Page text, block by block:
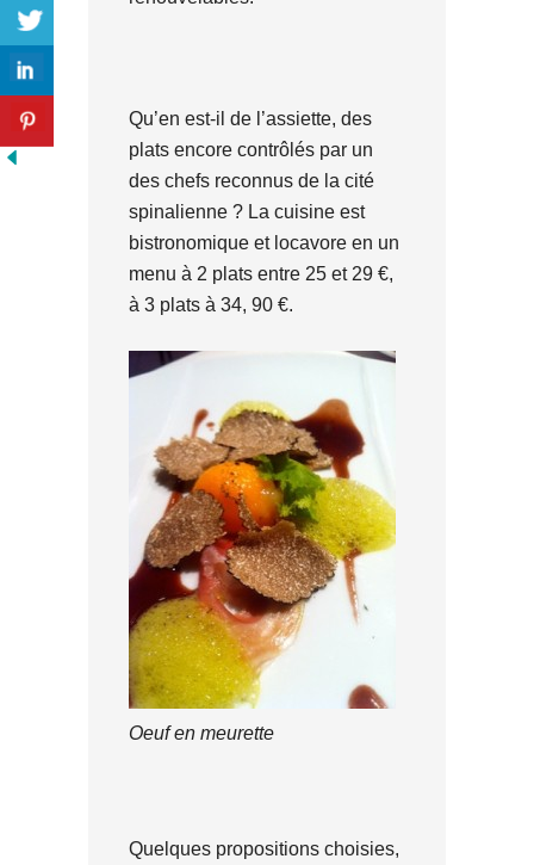
Qu’en est-il de l’assiette, des
plats encore contrôlés par un
des chefs reconnus de la cité
spinalienne ? La cuisine est
bistronomique et locavore en un
menu à 2 plats entre 25 et 29 €,
à 3 plats à 34, 90 €.
Oeuf en meurette
Quelques propositions choisies,